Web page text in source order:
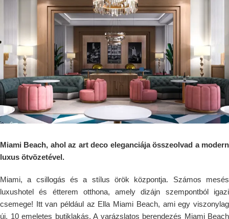
Miami Beach, ahol az art deco eleganciája összeolvad a modern
luxus ötvözetével.
Miami, a csillogás és a stílus örök központja. Számos mesés
luxushotel és étterem otthona, amely dizájn szempontból igazi
csemege! Itt van például az Ella Miami Beach, ami egy viszonylag
új, 10 emeletes butiklakás, A varázslatos berendezés Miami Beach